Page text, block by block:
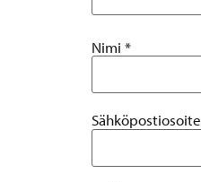
Nimi *
Sähköpostiosoite